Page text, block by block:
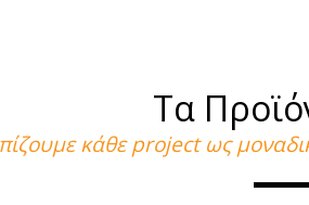
Τα
κάθε project ως